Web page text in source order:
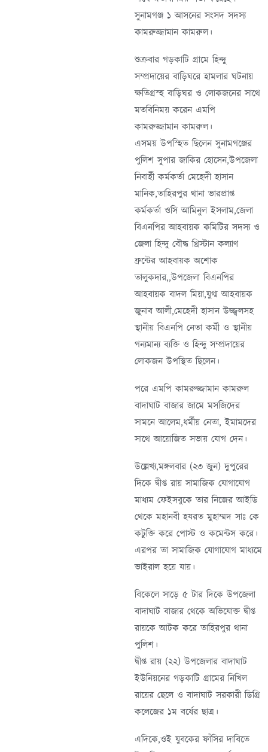
সুনামগঞ্জ ১ আসনের সংসদ সদস্য
কামরুজ্জামান কামরুল।
শুক্রবার গড়কাটি গ্রামে হিন্দু
সম্প্রদায়ের বাড়িঘরে হামলার ঘটনায়
ক্ষতিগ্রস্হ বাড়িঘর ও লোকজনের সাথে
মতবিনিময় করেন এমপি
কামরুজ্জামান কামরুল।
এসময় উপস্হিত ছিলেন সুনামগঞ্জের
পুলিশ সুপার জাকির হোসেন,উপজেলা
নিবার্হী কর্মকর্তা মেহেদী হাসান
মানিক,তাহিরপুর থানা ভারপ্রাপ্ত
কর্মকর্তা ওসি আমিনুল ইসলাম,জেলা
বিএনপির আহবায়ক কমিটির সদস্য ও
জেলা হিন্দু বৌদ্ধ খ্রিস্টান কল্যাণ
ফ্রন্টের আহবায়ক অশোক
তালুকদার,,উপজেলা বিএনপির
আহবায়ক বাদল মিয়া,যুগ্ম আহবায়ক
জুনাব আলী,মেহেদী হাসান উজ্জ্বলসহ
স্থানীয় বিএনপি নেতা কর্মী ও স্থানীয়
গন্যমান্য ব্যক্তি ও হিন্দু সম্প্রদায়ের
লোকজন উপস্থিত ছিলেন।
পরে এমপি কামরুজ্জামান কামরুল
বাদাঘাট বাজার জামে মসজিদের
সামনে আলেম,ধর্মীয় নেতা, ইমামদের
সাথে আয়োজিত সভায় যোগ দেন।
উল্লেখ্য,মঙ্গলবার (২৩ জুন) দুপুরের
দিকে দ্বীপ্ত রায় সামাজিক যোগাযোগ
মাধ্যম ফেইসবুকে তার নিজের আইডি
থেকে মহানবী হযরত মুহাম্মদ সাঃ কে
কটুক্তি করে পোস্ট ও কমেন্টস করে।
এরপর তা সামাজিক যোগাযোগ মাধ্যমে
ভাইরাল হয়ে যায়।
বিকেলে সাড়ে ৫ টার দিকে উপজেলা
বাদাঘাট বাজার থেকে অভিযোক্ত দ্বীপ্ত
রায়কে আটক করে তাহিরপুর থানা
পুলিশ।
দ্বীপ্ত রায় (২২) উপজেলার বাদাঘাট
ইউনিয়নের গড়কাটি গ্রামের নিখিল
রায়ের ছেলে ও বাদাঘাট সরকারী ডিগ্রি
কলেজের ১ম বর্ষের ছাত্র।
এদিকে,ওই যুবকের ফাঁসির দাবিতে